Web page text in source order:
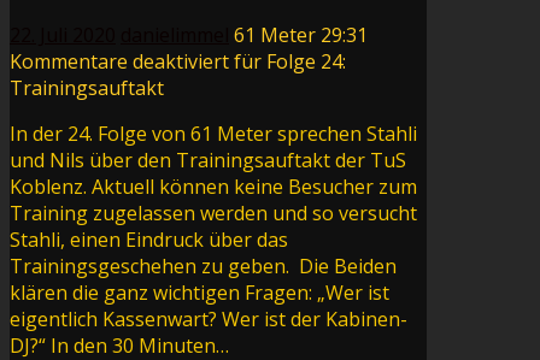
61 Meter 29:31
Kommentare deaktiviertfür Folge 24:
Trainingsauftakt
In der 24. Folge von 61 Meter sprechen Stahli
und Nils über den Trainingsauftakt der TuS
Koblenz. Aktuell können keine Besucher zum
Training zugelassen werden und so versucht
Stahli, einen Eindruck über das
Trainingsgeschehen zu geben. Die Beiden
klären die ganz wichtigen Fragen: „Wer ist
eigentlich Kassenwart? Wer ist der Kabinen-
DJ?“ In den 30 Minuten…